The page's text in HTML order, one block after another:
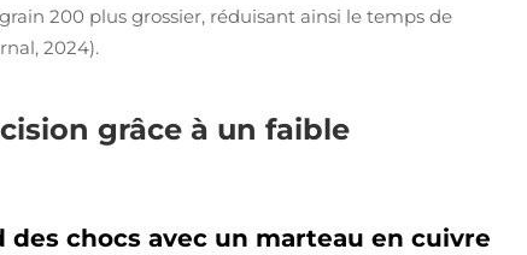
200 plus grossier, réduisant ainsi le temps de
2024).
grâce à un faible
chocs avec un marteau en cuivre